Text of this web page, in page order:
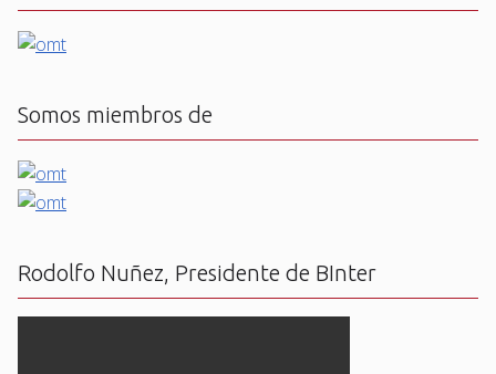
Somos miembros de
Rodolfo Nuñez, Presidente de BInter